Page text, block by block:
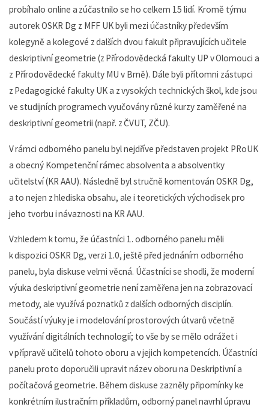
probíhalo online a zúčastnilo se ho celkem 15 lidí. Kromě týmu
autorek OSKR Dg z MFF UK byli mezi účastníky především
kolegyně a kolegové z dalších dvou fakult připravujících učitele
deskriptivní geometrie (z Přírodovědecká fakulty UP v Olomouci a
z Přírodovědecké fakulty MU v Brně). Dále byli přítomni zástupci
z Pedagogické fakulty UK a z vysokých technických škol, kde jsou
ve studijních programech vyučovány různé kurzy zaměřené na
deskriptivní geometrii (např. z ČVUT, ZČU).
V rámci odborného panelu byl nejdříve představen projekt PRoUK
a obecný Kompetenční rámec absolventa a absolventky
učitelství (KR AAU). Následně byl stručně komentován OSKR Dg,
a to nejen z hlediska obsahu, ale i teoretických východisek pro
jeho tvorbu i návaznosti na KR AAU.
Vzhledem k tomu, že účastníci 1. odborného panelu měli
k dispozici OSKR Dg, verzi 1.0, ještě před jednáním odborného
panelu, byla diskuse velmi věcná. Účastníci se shodli, že moderní
výuka deskriptivní geometrie není zaměřena jen na zobrazovací
metody, ale využívá poznatků z dalších odborných disciplín.
Součástí výuky je i modelování prostorových útvarů včetně
využívání digitálních technologií; to vše by se mělo odrážet i
v přípravě učitelů tohoto oboru a v jejich kompetencích. Účastníci
panelu proto doporučili upravit název oboru na Deskriptivní a
počítačová geometrie. Během diskuse zazněly připomínky ke
konkrétním ilustračním příkladům, odborný panel navrhl úpravu